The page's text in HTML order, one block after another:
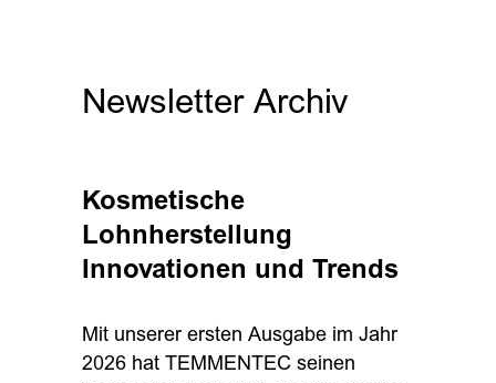
Newsletter Archiv
Kosmetische
Lohnherstellung
Innovationen und Trends
Mit unserer ersten Ausgabe im Jahr
2026 hat TEMMENTEC seinen